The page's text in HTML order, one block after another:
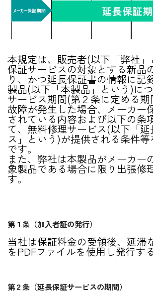
本規定は、販売者(以下「弊社
保証サービスの対象とする新品
り、かつ延長保証書の情報に記
製品(以下「本製品」という)に
サービス期間(第２条に定める
故障が発生した場合、メーカー
されている内容および以下の条
て、無料修理サービス(以下「
ス」という)が提供される条件
です。
また、弊社は本製品がメーカー
象製品である場合に限り出張修
す。
第１条（加入者証の発行）
当社は保証料金の受領後、延滞
をPDFファイルを使用し発行する
第２条（延長保証サービスの期間）